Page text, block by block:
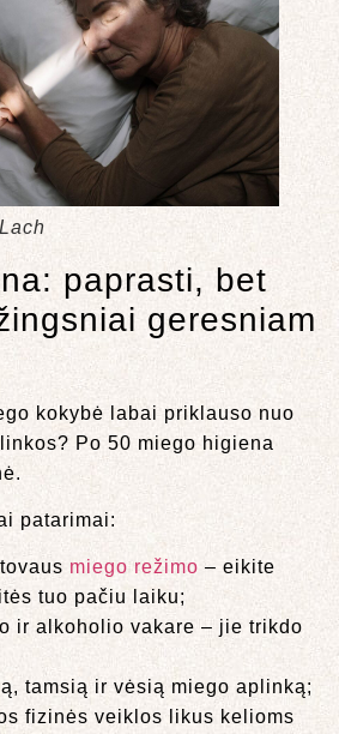
paprasti, bet
geresniam
kokybė labai priklauso nuo
Po 50 miego higiena
patarimai:
miego režimo – eikite
tuo pačiu laiku;
ir alkoholio vakare – jie trikdo
tamsią ir vėsią miego aplinką;
fizinės veiklos likus kelioms